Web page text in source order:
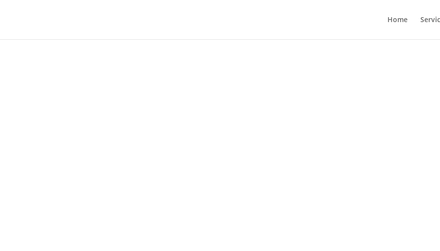
Home